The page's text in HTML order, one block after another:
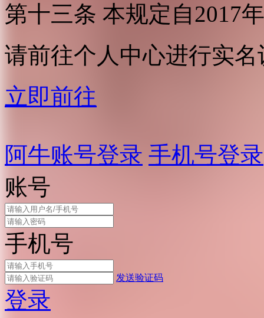
第十三条 本规定自2017
请前往个人中心进行实名
立即前往
阿牛账号登录 手机号登录
账号
手机号
发送验证码
登录